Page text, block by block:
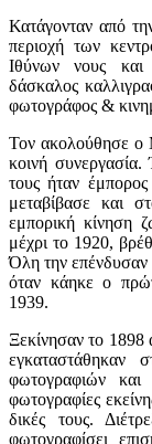
Κατάγονταν από
περιοχή των
Ιθύνων νους
δάσκαλος
φωτογράφος &
Τον ακολούθησε ο
κοινή
τους ήταν
μεταβίβασε και
εμπορική κίνηση
μέχρι το 1920,
Όλη την επένδυσαν
όταν κάηκε ο
1939.
Ξεκίνησαν το 1898
εγκαταστάθηκαν
φωτογραφιών
φωτογραφίες
δικές τους.
φωτογραφίσει